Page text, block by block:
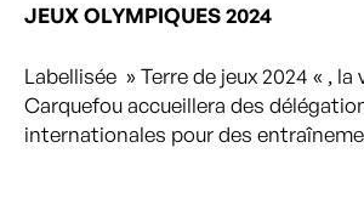
JEUX OLYMPIQUES 2024
Labellisée » Terre de jeux 2024 « , la
Carquefou accueillera des
internationales pour des